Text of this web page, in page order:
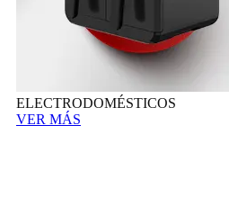
ELECTRODOMÉSTICOS
VER MÁS